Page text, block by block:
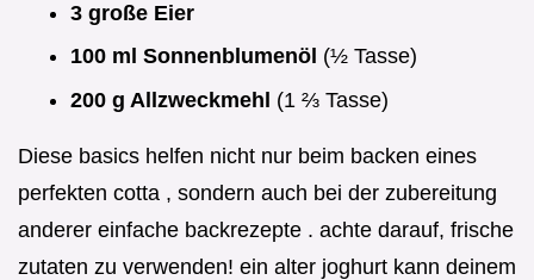
3 große Eier
100 ml Sonnenblumenöl (½ Tasse)
200 g Allzweckmehl (1 ⅔ Tasse)
Diese basics helfen nicht nur beim backen eines
perfekten cotta , sondern auch bei der zubereitung
anderer einfache backrezepte . achte darauf, frische
zutaten zu verwenden! ein alter joghurt kann deinem